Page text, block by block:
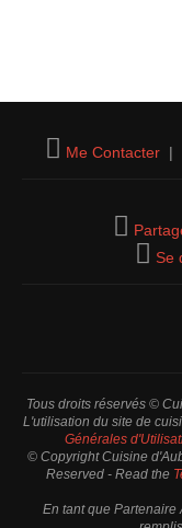
Me Contacter |
Se
Tous droits réservés ©
L'utilisation du site de
Générales
© Copyright Cuisine
Reserved - Read the
En tant que Partenaire